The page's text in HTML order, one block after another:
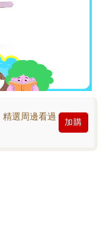
選周邊看過
加購